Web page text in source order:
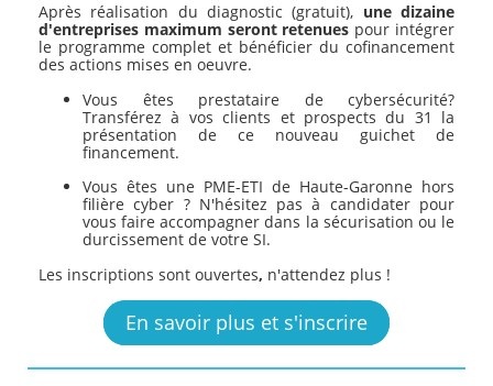
Après réalisation du diagnostic (gratuit), une dizaine
d'entreprises maximum seront retenues pour intégrer
le programme complet et bénéficier du cofinancement
des actions mises en oeuvre.
Vous êtes prestataire de cybersécurité?
Transférez à vos clients et prospects du 31 la
présentation de ce nouveau guichet de
financement.
Vous êtes une PME-ETI de Haute-Garonne hors
filière cyber ? N'hésitez pas à candidater pour
vous faire accompagner dans la sécurisation ou le
durcissement de votre SI.
Les inscriptions sont ouvertes, n'attendez plus !
En savoir plus et s'inscrire